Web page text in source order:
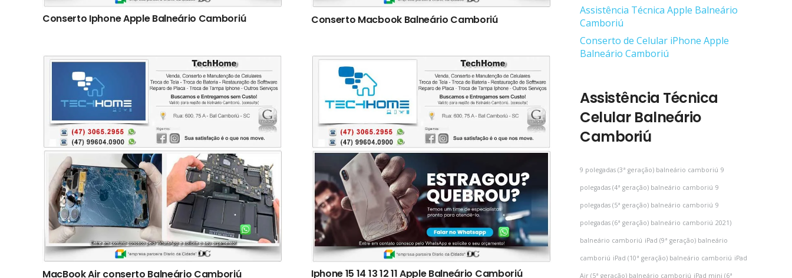
Conserto Iphone Apple Balneário Camboriú Conserto Macbook Balneário Camboriú
MacBook Air conserto Balneário Camboriú Iphone 15 14 13 12 11 Apple Balneário Camboriú
Assistência Técnica Apple Balneário
Camboriú
Conserto de Celular iPhone Apple
Balneário Camboriú
Assistência Técnica
Celular Balneário
Camboriú
9 polegadas (3ª geração) balneário camboriú 9
polegadas (4ª geração) balneário camboriú 9
polegadas (5ª geração) balneário camboriú 9
polegadas (6ª geração) balneário camboriú 2021)
balneário camboriú iPad (9ª geração) balneário
camboriú iPad (10ª geração) balneário camboriú iPad
Air (5ª geração) balneário camboriú iPad mini (6ª